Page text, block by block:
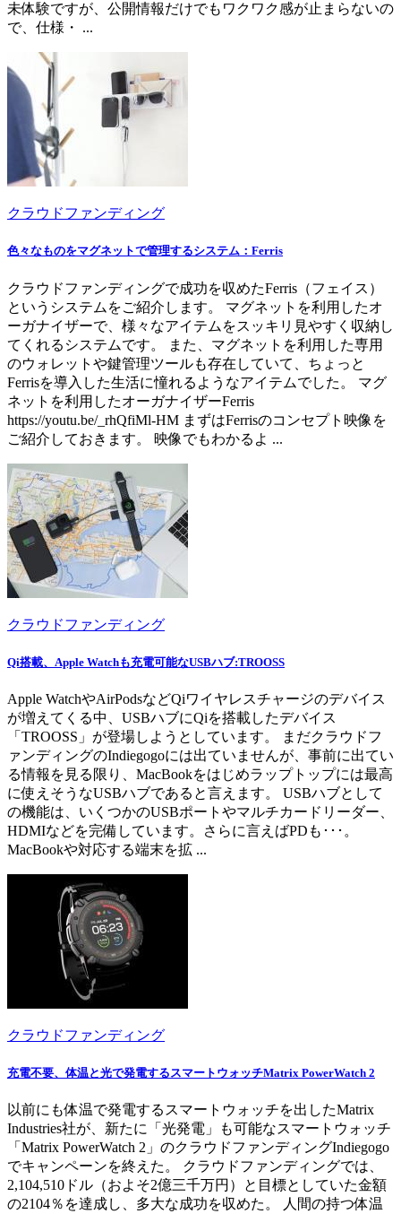
未体験ですが、公開情報だけでもワクワク感が止まらないの
で、仕様・ ...
クラウドファンディング
色々なものをマグネットで管理するシステム：Ferris
クラウドファンディングで成功を収めたFerris（フェイス）
というシステムをご紹介します。 マグネットを利用したオ
ーガナイザーで、様々なアイテムをスッキリ見やすく収納し
てくれるシステムです。 また、マグネットを利用した専用
のウォレットや鍵管理ツールも存在していて、ちょっと
Ferrisを導入した生活に憧れるようなアイテムでした。 マグ
ネットを利用したオーガナイザーFerris
https://youtu.be/_rhQfiMl-HM まずはFerrisのコンセプト映像を
ご紹介しておきます。 映像でもわかるよ ...
クラウドファンディング
Qi搭載、Apple Watchも充電可能なUSBハブ:TROOSS
Apple WatchやAirPodsなどQiワイヤレスチャージのデバイス
が増えてくる中、USBハブにQiを搭載したデバイス
「TROOSS」が登場しようとしています。 まだクラウドフ
ァンディングのIndiegogoには出ていませんが、事前に出てい
る情報を見る限り、MacBookをはじめラップトップには最高
に使えそうなUSBハブであると言えます。 USBハブとして
の機能は、いくつかのUSBポートやマルチカードリーダー、
HDMIなどを完備しています。さらに言えばPDも･･･。
MacBookや対応する端末を拡 ...
クラウドファンディング
充電不要、体温と光で発電するスマートウォッチMatrix PowerWatch 2
以前にも体温で発電するスマートウォッチを出したMatrix
Industries社が、新たに「光発電」も可能なスマートウォッチ
「Matrix PowerWatch 2」のクラウドファンディングIndiegogo
でキャンペーンを終えた。 クラウドファンディングでは、
2,104,510ドル（およそ2億三千万円）と目標としていた金額
の2104％を達成し、多大な成功を収めた。 人間の持つ体温